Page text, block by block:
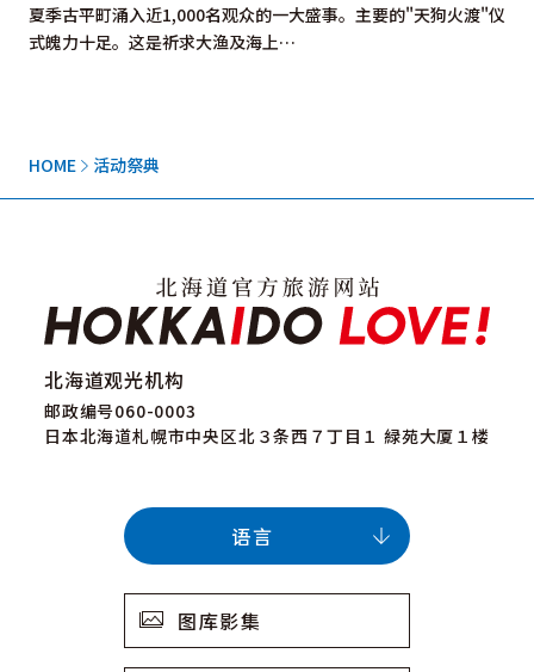
HOME 活动祭典
夏季古平町涌入近1,000名观众的一大盛事。主要的"天狗火渡"仪
式魄力十足。这是祈求大渔及海上…
北海道观光机构
邮政编号060-0003
日本北海道札幌市中央区北３条西７丁目１ 緑苑大厦１楼
图库影集
语言